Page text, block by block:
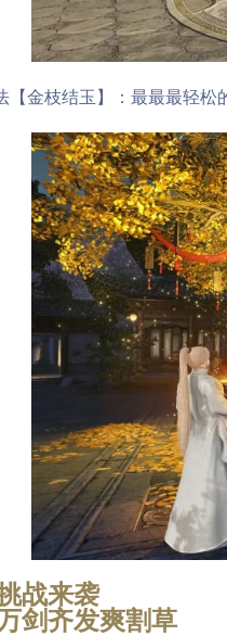
枝结玉】：最最最轻松
战来袭
剑齐发爽割草